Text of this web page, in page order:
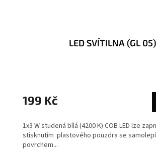
LED SVÍTILNA (GL 05)
199 Kč
1x3 W studená bílá (4200 K) COB LED lze
stisknutím plastového pouzdra se
povrchem...